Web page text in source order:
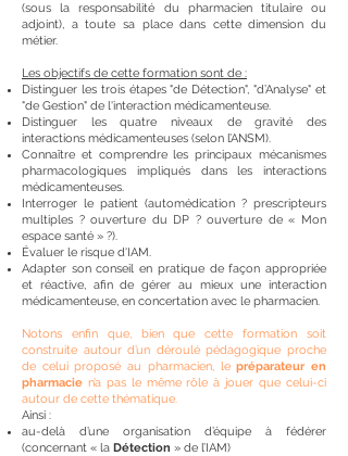
(sous la responsabilité du pharmacien titulaire ou
adjoint), a toute sa place dans cette dimension du
métier.
Les objectifs de cette formation sont de :
Distinguer les trois étapes "de Détection", "d’Analyse" et
"de Gestion" de l'interaction médicamenteuse.
Distinguer les quatre niveaux de gravité des
interactions médicamenteuses (selon l’ANSM).
Connaître et comprendre les principaux mécanismes
pharmacologiques impliqués dans les interactions
médicamenteuses.
Interroger le patient (automédication ? prescripteurs
multiples ? ouverture du DP ? ouverture de « Mon
espace santé » ?).
Évaluer le risque d'IAM.
Adapter son conseil en pratique de façon appropriée
et réactive, afin de gérer au mieux une interaction
médicamenteuse, en concertation avec le pharmacien.
Notons enfin que, bien que cette formation soit
construite autour d’un déroulé pédagogique proche
de celui proposé au pharmacien, lepréparateur en
pharmacie n’a pas le même rôle à jouer que celui-ci
autour de cette thématique.
Ainsi :
au-delà d’une organisation d’équipe à fédérer
(concernant « la Détection » de l’IAM)